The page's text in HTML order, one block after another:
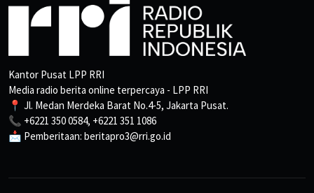
Kantor Pusat LPP RRI
Media radio berita online terpercaya - LPP RRI
📍 Jl. Medan Merdeka Barat No.4-5, Jakarta Pusat.
📞 +6221 350 0584, +6221 351 1086
📩 Pemberitaan: beritapro3@rri.go.id